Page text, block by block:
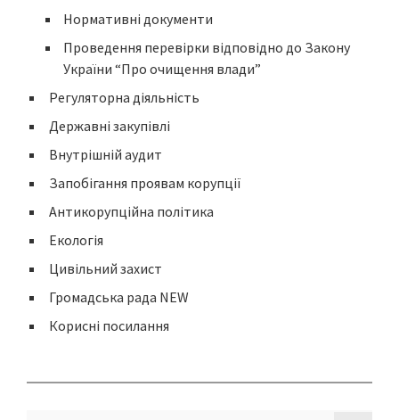
Нормативні документи
Проведення перевірки відповідно до Закону
України “Про очищення влади”
Регуляторна діяльність
Державні закупівлі
Внутрішній аудит
Запобігання проявам корупції
Антикорупційна політика
Екологія
Цивільний захист
Громадська рада NEW
Корисні посилання